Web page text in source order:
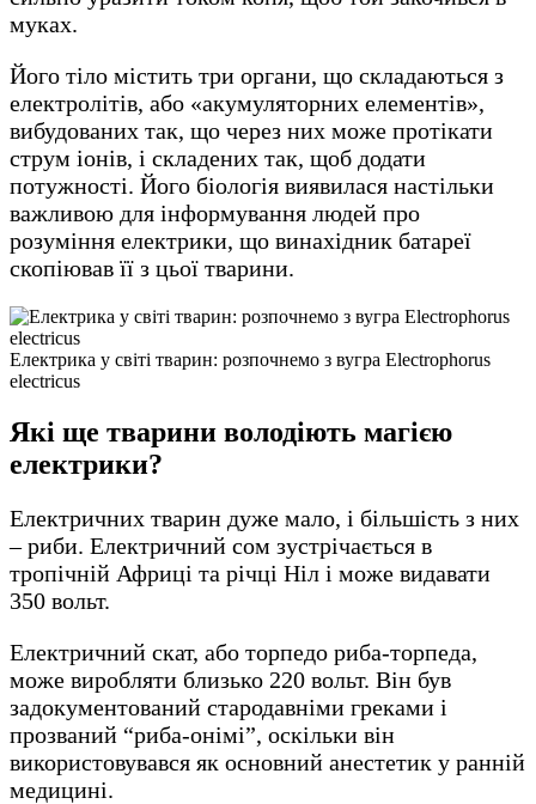
муках.
Його тіло містить три органи, що складаються з
електролітів, або «акумуляторних елементів»,
вибудованих так, що через них може протікати
струм іонів, і складених так, щоб додати
потужності. Його біологія виявилася настільки
важливою для інформування людей про
розуміння електрики, що винахідник батареї
скопіював її з цьої тварини.
Електрика у світі тварин: розпочнемо з вугра Electrophorus
electricus
Які ще тварини володіють магією
електрики?
Електричних тварин дуже мало, і більшість з них
– риби. Електричний сом зустрічається в
тропічній Африці та річці Ніл і може видавати
350 вольт.
Електричний скат, або торпедо риба-торпеда,
може виробляти близько 220 вольт. Він був
задокументований стародавніми греками і
прозваний “риба-онімі”, оскільки він
використовувався як основний анестетик у ранній
медицині.